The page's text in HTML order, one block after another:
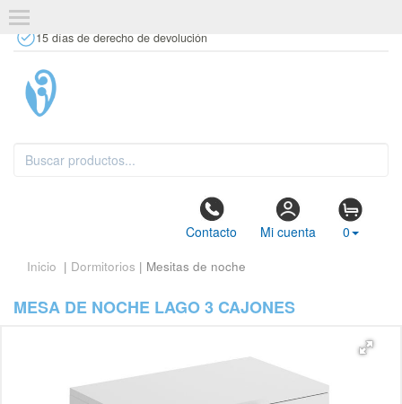
15 días de derecho de devolución
Contacto Mi cuenta 0
Inicio | Dormitorios | Mesitas de noche
MESA DE NOCHE LAGO 3 CAJONES